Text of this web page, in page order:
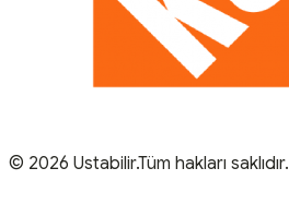
© 2026 Ustabilir.Tüm hakları saklıdır.